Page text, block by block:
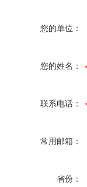
您的单位：
您的姓名：
联系电话：
常用邮箱：
省份：